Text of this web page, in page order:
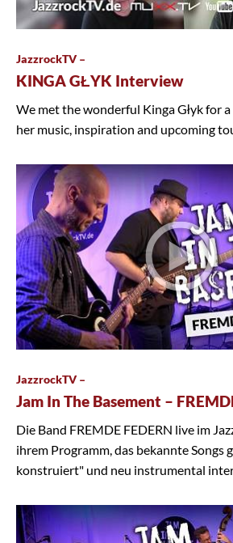
JazzrockTV –
KINGA GŁYK Interview
We met the wonderful Kinga Głyk for
her music, inspiration and upcoming
JazzrockTV –
Jam In The Basement –
Die Band FREMDE FEDERN live im
ihrem Programm, das bekannte Songs
konstruiert" und neu instrumental